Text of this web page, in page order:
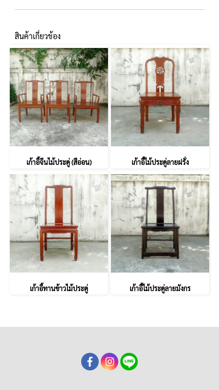
สินค้าเกี่ยวข้อง
เก้าอี้จีนไม้ประดู่ (สีอ่อน) เก้าอี้ไม้ประดู่ลายฝรั่ง
เก้าอี้ทานข้าวไม้ประดู่ เก้าอี้ไม้ประดู่ลายมังกร